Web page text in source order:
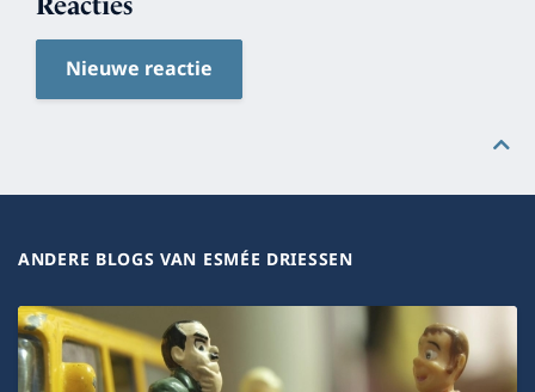
Nieuwe reactie
ANDERE BLOGS VAN ESMÉE DRIESSEN